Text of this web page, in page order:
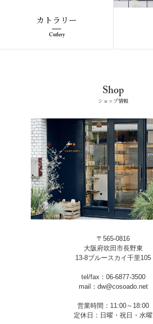
カトラリー
Cutlery
Shop
ショップ情報
〒565-0816
大阪府吹田市長野東
13-8ブルースカイ千里105
tel/fax：06-6877-3500
mail：dw@cosoado.net
営業時間：11:00～18:00
定休日：日曜・祝日・水曜